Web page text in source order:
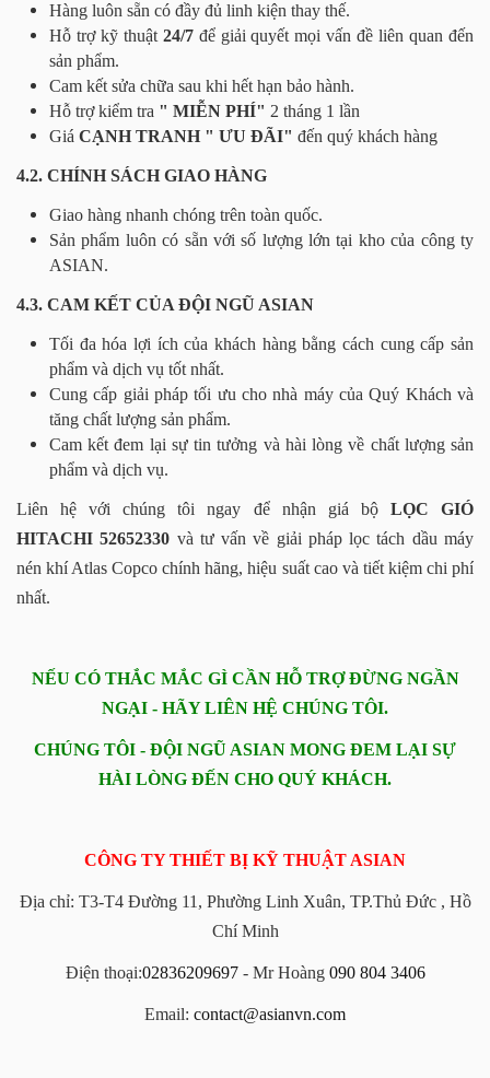
Hàng luôn sẵn có đầy đủ linh kiện thay thế.
Hỗ trợ kỹ thuật 24/7 để giải quyết mọi vấn đề liên quan đến
sản phẩm.
Cam kết sửa chữa sau khi hết hạn bảo hành.
Hỗ trợ kiểm tra " MIỄN PHÍ" 2 tháng 1 lần
Giá CẠNH TRANH " ƯU ĐÃI" đến quý khách hàng
4.2. CHÍNH SÁCH GIAO HÀNG
Giao hàng nhanh chóng trên toàn quốc.
Sản phẩm luôn có sẵn với số lượng lớn tại kho của công ty
ASIAN.
4.3. CAM KẾT CỦA ĐỘI NGŨ ASIAN
Tối đa hóa lợi ích của khách hàng bằng cách cung cấp sản
phẩm và dịch vụ tốt nhất.
Cung cấp giải pháp tối ưu cho nhà máy của Quý Khách và
tăng chất lượng sản phẩm.
Cam kết đem lại sự tin tưởng và hài lòng về chất lượng sản
phẩm và dịch vụ.
Liên hệ với chúng tôi ngay để nhận giá bộ LỌC GIÓ
HITACHI 52652330 và tư vấn về giải pháp lọc tách dầu máy
nén khí Atlas Copco chính hãng, hiệu suất cao và tiết kiệm chi phí
nhất.
NẾU CÓ THẮC MẮC GÌ CẦN HỖ TRỢ ĐỪNG NGẦN
NGẠI - HÃY LIÊN HỆ CHÚNG TÔI.
CHÚNG TÔI - ĐỘI NGŨ ASIAN MONG ĐEM LẠI SỰ
HÀI LÒNG ĐẾN CHO QUÝ KHÁCH.
CÔNG TY THIẾT BỊ KỸ THUẬT ASIAN
Địa chỉ: T3-T4 Đường 11, Phường Linh Xuân, TP.Thủ Đức , Hồ
Chí Minh
Điện thoại:02836209697- Mr Hoàng 090 804 3406
Email: contact@asianvn.com